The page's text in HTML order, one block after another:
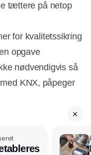
tættere på netop
for kvalitetssikring
opgave
nødvendigvis så
KNX, påpeger